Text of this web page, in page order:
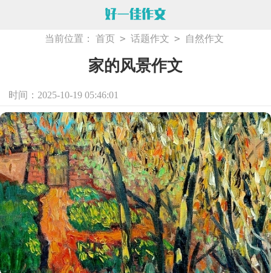
当前位置： 首页 > 话题作文 > 自然作文
家的风景作文
时间：2025-10-19 05:46:01